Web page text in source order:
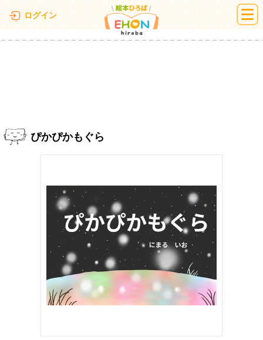
ログイン 絵本ひろば
ぴかぴかもぐら